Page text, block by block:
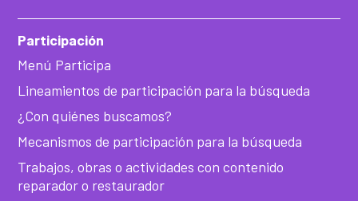
Participación
Menú Participa
Lineamientos de participación para la búsqueda
¿Con quiénes buscamos?
Mecanismos de participación para la búsqueda
Trabajos, obras o actividades con contenido
reparador o restaurador